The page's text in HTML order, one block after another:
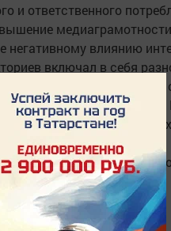
и ответственного
негативному влиянию
включал в себя
разработанные
Среди
«Конфликты –
«Интернет-